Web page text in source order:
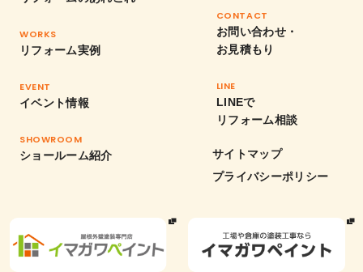
WORKS
リフォーム実例
EVENT
イベント情報
SHOWROOM
ショールーム紹介
CONTACT
お問い合わせ・
お見積もり
LINE
LINEで
リフォーム相談
サイトマップ
プライバシーポリシー